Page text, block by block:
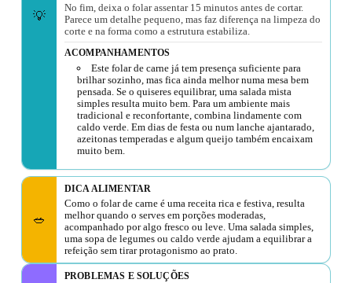
💡
No fim, deixa o folar assentar 15 minutos antes de cortar.
Parece um detalhe pequeno, mas faz diferença na limpeza do
corte e na forma como a estrutura estabiliza.
ACOMPANHAMENTOS
Este folar de carne já tem presença suficiente para
brilhar sozinho, mas fica ainda melhor numa mesa bem
pensada. Se o quiseres equilibrar, uma salada mista
simples resulta muito bem. Para um ambiente mais
tradicional e reconfortante, combina lindamente com
caldo verde. Em dias de festa ou num lanche ajantarado,
azeitonas temperadas e algum queijo também encaixam
muito bem.
🥗
DICA ALIMENTAR
Como o folar de carne é uma receita rica e festiva, resulta
melhor quando o serves em porções moderadas,
acompanhado por algo fresco ou leve. Uma salada simples,
uma sopa de legumes ou caldo verde ajudam a equilibrar a
refeição sem tirar protagonismo ao prato.
PROBLEMAS E SOLUÇÕES